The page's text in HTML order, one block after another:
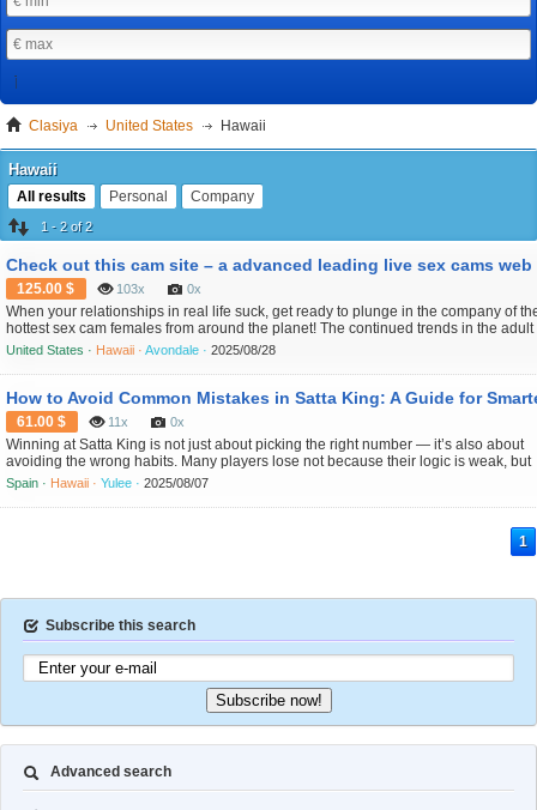
Clasiya United States Hawaii
Hawaii
All results Personal Company
1 - 2 of 2
Check out this cam site – a advanced leading live sex cams web
125.00 $ 103x 0x
When your relationships in real life suck, get ready to plunge in the company of
hottest sex cam females from around the planet! The continued trends in the adult
chat world is culminating in unheard of opportunities. From now on, no live porn
in one locati...
United States · Hawaii · Avondale · 2025/08/28
61.00 $ 11x 0x
Winning at Satta King is not just about picking the right number — it’s also about
avoiding the wrong habits. Many players lose not because their logic is weak, but
because their approach is undisciplined. Overconfidence, emotional decisions,
poor planning often lead to avoidable losses. This article outlines the most
mistakes Satta King...
Spain · Hawaii · Yulee · 2025/08/07
1
Subscribe this search
Subscribe now!
Advanced search